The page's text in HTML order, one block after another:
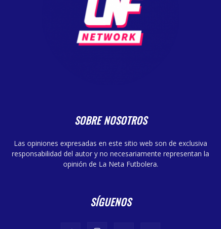
SOBRE NOSOTROS
Las opiniones expresadas en este sitio web son de exclusiva
responsabilidad del autor y no necesariamente representan la
opinión de La Neta Futbolera.
SÍGUENOS